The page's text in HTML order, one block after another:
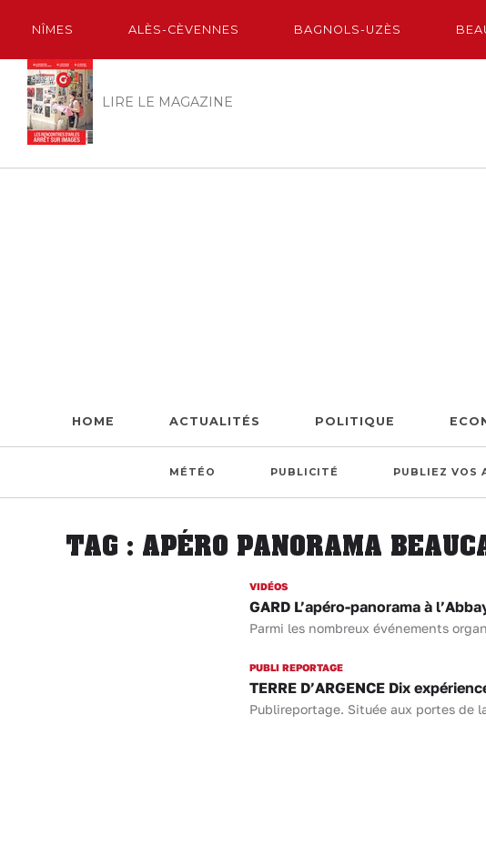
NÎMES ALÈS-CÈVENNES BAGNOLS-UZÈS
LIRE LE MAGAZINE
HOME ACTUALITÉS POLITIQUE
MÉTÉO PUBLICITÉ PUBLIEZ VOS
TAG : APÉRO PANORAMA
VIDÉOS
GARD L’apéro-panorama à
Parmi les nombreux événements
PUBLI REPORTAGE
TERRE D’ARGENCE Dix
Publireportage. Située aux portes de